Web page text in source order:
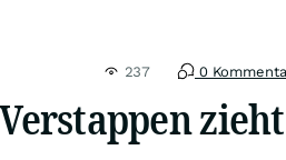
237 0
zieht